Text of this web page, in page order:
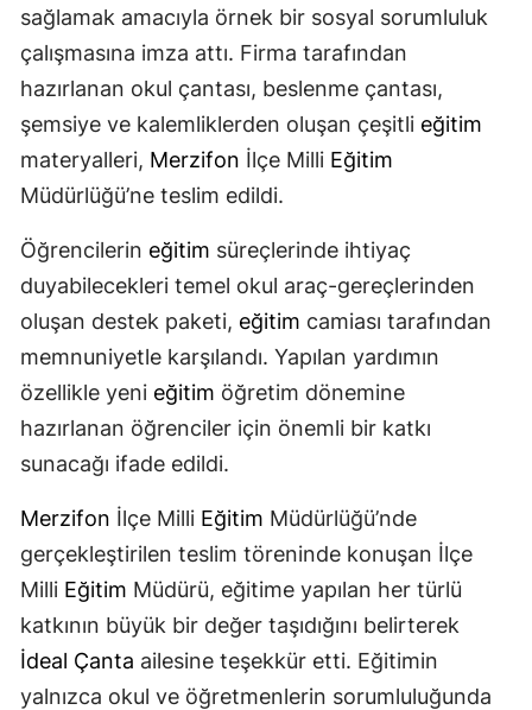
sağlamak amacıyla örnek bir sosyal sorumluluk
çalışmasına imza attı. Firma tarafından
hazırlanan okul çantası, beslenme çantası,
şemsiye ve kalemliklerden oluşan çeşitli eğitim
materyalleri, Merzifon İlçe Milli Eğitim
Müdürlüğü’ne teslim edildi.
Öğrencilerin eğitim süreçlerinde ihtiyaç
duyabilecekleri temel okul araç-gereçlerinden
oluşan destek paketi, eğitim camiası tarafından
memnuniyetle karşılandı. Yapılan yardımın
özellikle yeni eğitim öğretim dönemine
hazırlanan öğrenciler için önemli bir katkı
sunacağı ifade edildi.
Merzifon İlçe Milli Eğitim Müdürlüğü’nde
gerçekleştirilen teslim töreninde konuşan İlçe
Milli Eğitim Müdürü, eğitime yapılan her türlü
katkının büyük bir değer taşıdığını belirterek
İdeal Çanta ailesine teşekkür etti. Eğitimin
yalnızca okul ve öğretmenlerin sorumluluğunda